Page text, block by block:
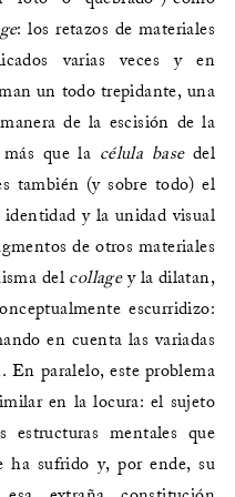
: los retazos de materiales
varias veces y en
un todo trepidante, una
de la escisión de la
que la célula basedel
también (y sobre todo) el
y la unidad visual
de otros materiales
del collagey la dilatan,
escurridizo:
en cuenta las variadas
En paralelo, este problema
en la locura: el sujeto
estructuras mentales que
ha sufrido y, por ende, su